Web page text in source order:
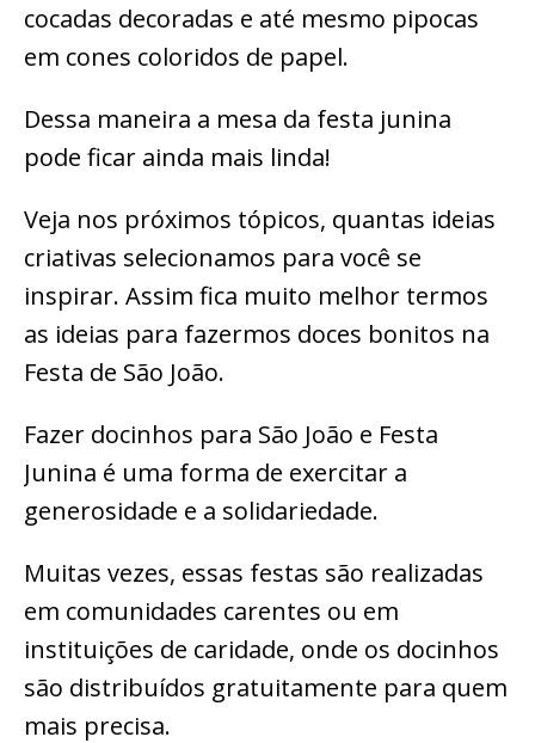
cocadas decoradas e até mesmo pipocas
em cones coloridos de papel.
Dessa maneira a mesa da festa junina
pode ficar ainda mais linda!
Veja nos próximos tópicos, quantas ideias
criativas selecionamos para você se
inspirar. Assim fica muito melhor termos
as ideias para fazermos doces bonitos na
Festa de São João.
Fazer docinhos para São João e Festa
Junina é uma forma de exercitar a
generosidade e a solidariedade.
Muitas vezes, essas festas são realizadas
em comunidades carentes ou em
instituições de caridade, onde os docinhos
são distribuídos gratuitamente para quem
mais precisa.